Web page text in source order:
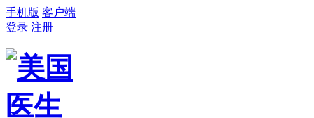
手机版 客户端
登录 注册